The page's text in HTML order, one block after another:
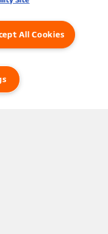
All Cookies